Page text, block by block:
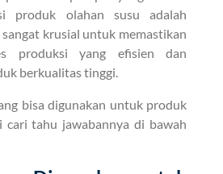
produk olahan susu adalah
krusial untuk memastikan
produksi yang efisien dan
berkualitas tinggi.
bisa digunakan untuk produk
cari tahu jawabannya di bawah